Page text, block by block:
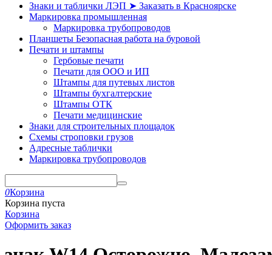
Знаки и таблички ЛЭП ➤ Заказать в Красноярске
Маркировка промышленная
Маркировка трубопроводов
Планшеты Безопасная работа на буровой
Печати и штампы
Гербовые печати
Печати для ООО и ИП
Штампы для путевых листов
Штампы бухгалтерские
Штампы ОТК
Печати медицинские
Знаки для строительных площадок
Схемы строповки грузов
Адресные таблички
Маркировка трубопроводов
0Корзина
Корзина пуста
Корзина
Оформить заказ